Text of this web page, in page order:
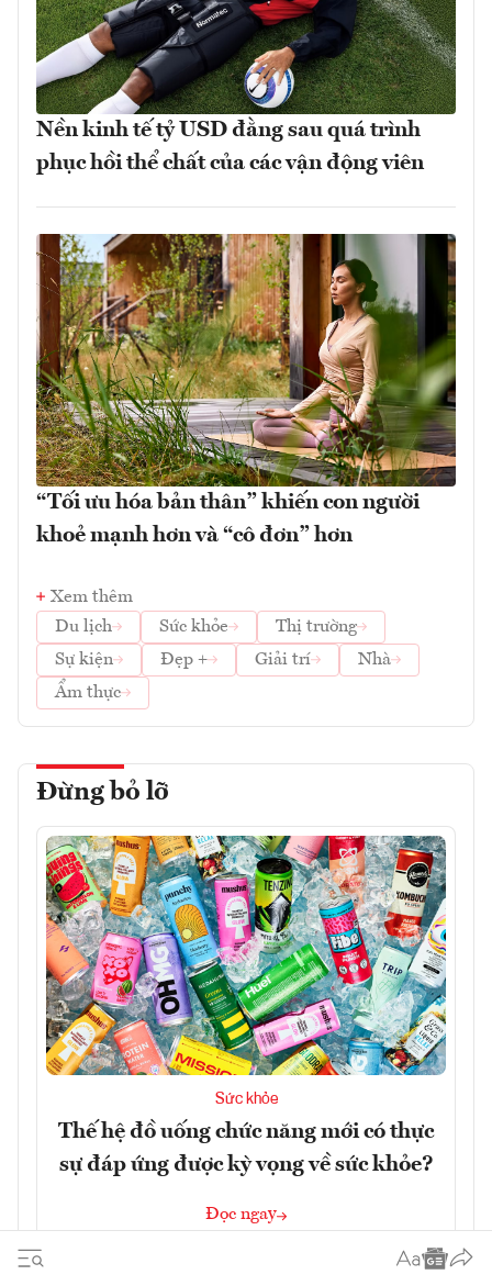
Nền kinh tế tỷ USD đằng sau quá trình
phục hồi thể chất của các vận động viên
“Tối ưu hóa bản thân” khiến con người
khoẻ mạnh hơn và “cô đơn” hơn
Xem thêm
Du lịch
Sức khỏe
Thị trường
Sự kiện
Đẹp + Giải trí
Nhà
Ẩm thực
Đừng bỏ lỡ
Sức khỏe
Thế hệ đồ uống chức năng mới có thực
sự đáp ứng được kỳ vọng về sức khỏe?
Đọc ngay